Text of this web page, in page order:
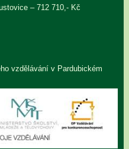
– 712 710,- Kč
vzdělávání v Pardubickém